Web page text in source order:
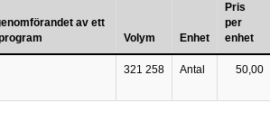
av ett
Volym Enhet
Pris
per
enhet
321 258 Antal 50,00